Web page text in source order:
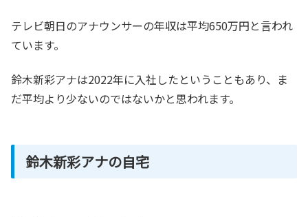
テレビ朝日のアナウンサーの年収は平均650万円と言われ
ています。
鈴木新彩アナは2022年に入社したということもあり、ま
だ平均より少ないのではないかと思われます。
鈴木新彩アナの自宅